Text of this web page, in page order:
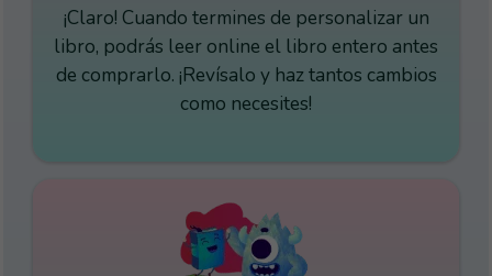
¡Claro! Cuando termines de personalizar un
libro, podrás leer online el libro entero antes
de comprarlo. ¡Revísalo y haz tantos cambios
como necesites!